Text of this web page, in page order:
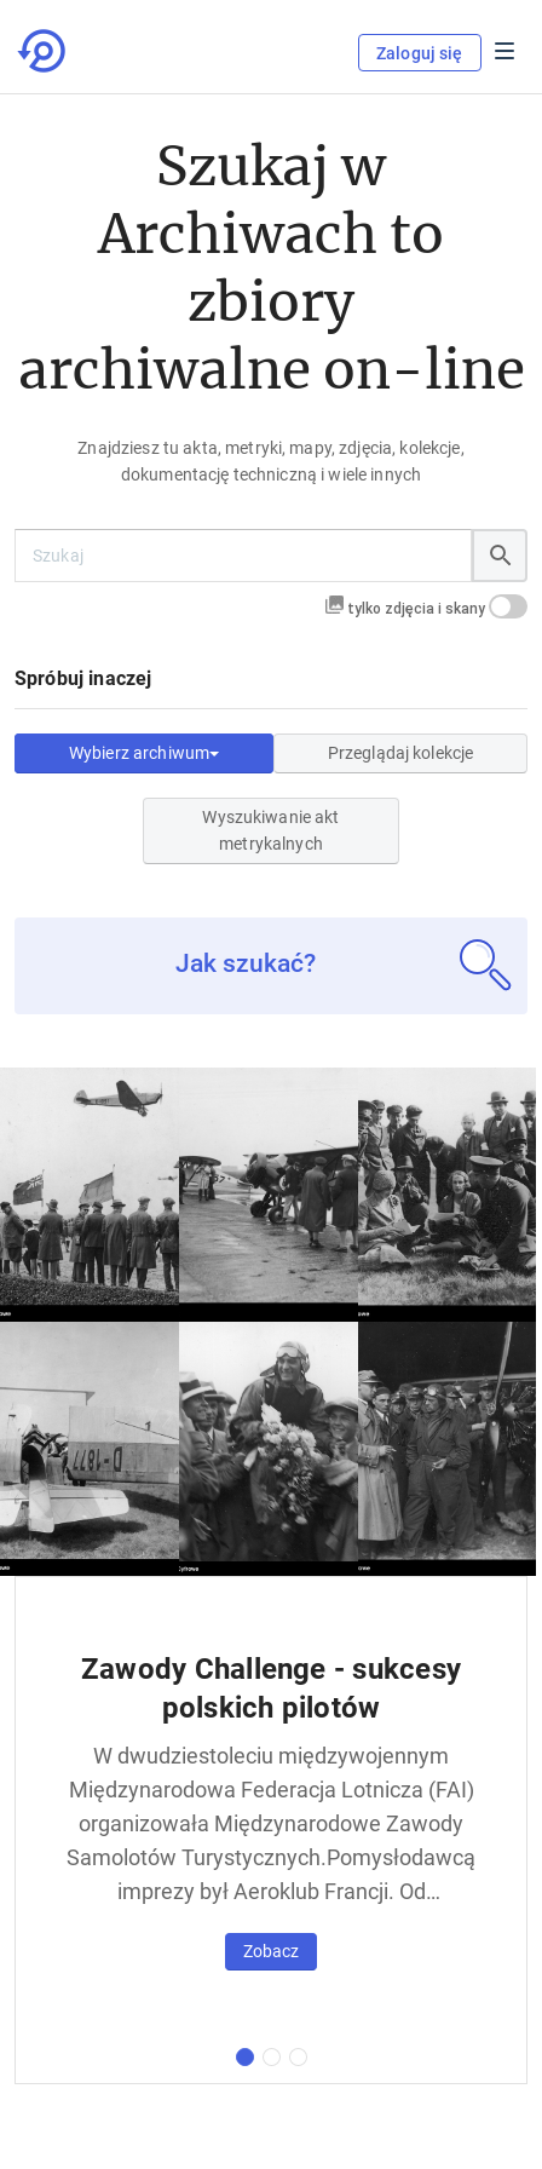
Zaloguj się
Szukaj w
Archiwach to
zbiory
archiwalne on-line
Znajdziesz tu akta, metryki, mapy, zdjęcia, kolekcje,
dokumentację techniczną i wiele innych
tylko zdjęcia i skany
Spróbuj inaczej
Wybierz archiwum Przeglądaj kolekcje
Wyszukiwanie akt
metrykalnych
Jak szukać?
Zawody Challenge - sukcesy
polskich pilotów
W dwudziestoleciu międzywojennym
Międzynarodowa Federacja Lotnicza (FAI)
organizowała Międzynarodowe Zawody
Samolotów Turystycznych.Pomysłodawcą
imprezy był Aeroklub Francji. Od
de Tourisme – zawody nazywane były w
trasie znajdowała się m.in. Warszawa.
Zobacz